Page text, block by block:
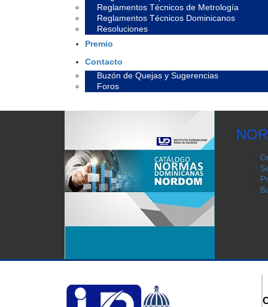
Reglamentos Técnicos de Metrología
Reglamentos Técnicos Dominicanos
Resoluciones
Premio
Contacto
Buzón de Quejas y Sugerencias
Foros